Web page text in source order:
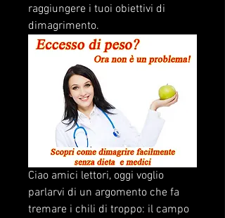
raggiungere i tuoi obiettivi di
dimagrimento.
Ciao amici lettori, oggi voglio
parlarvi di un argomento che fa
tremare i chili di troppo: il campo